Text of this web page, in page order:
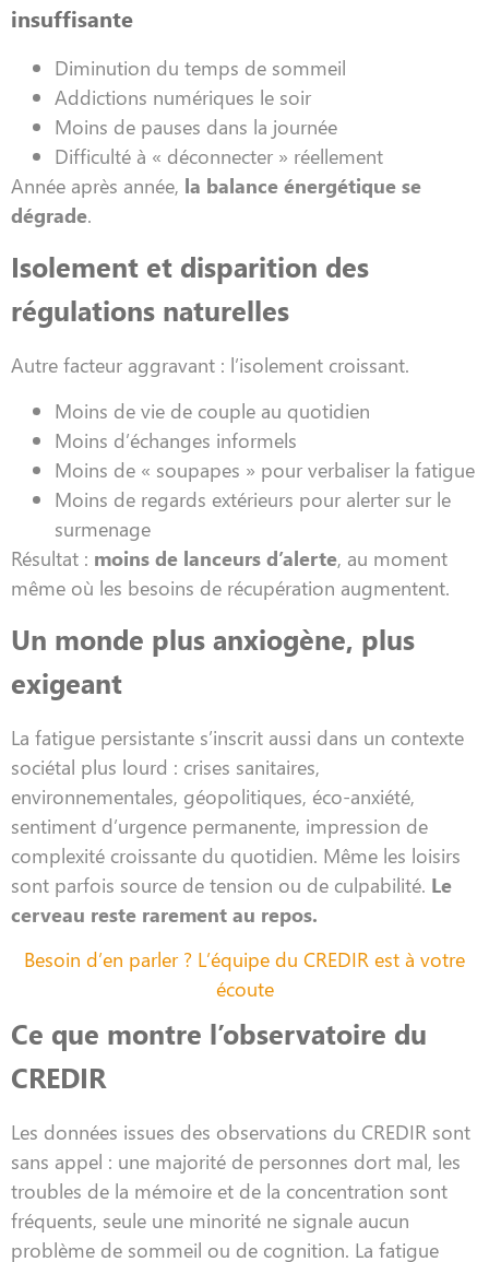
insuffisante
Diminution du temps de sommeil
Addictions numériques le soir
Moins de pauses dans la journée
Difficulté à « déconnecter » réellement
Année après année, la balance énergétique se
dégrade.
Isolement et disparition des
régulations naturelles
Autre facteur aggravant : l’isolement croissant.
Moins de vie de couple au quotidien
Moins d’échanges informels
Moins de « soupapes » pour verbaliser la fatigue
Moins de regards extérieurs pour alerter sur le
surmenage
Résultat : moins de lanceurs d’alerte, au moment
même où les besoins de récupération augmentent.
Un monde plus anxiogène, plus
exigeant
La fatigue persistante s’inscrit aussi dans un contexte
sociétal plus lourd : crises sanitaires,
environnementales, géopolitiques, éco-anxiété,
sentiment d’urgence permanente, impression de
complexité croissante du quotidien. Même les loisirs
sont parfois source de tension ou de culpabilité. Le
cerveau reste rarement au repos.
Besoin d’en parler ? L’équipe du CREDIR est à votre
écoute
Ce que montre l’observatoire du
CREDIR
Les données issues des observations du CREDIR sont
sans appel : une majorité de personnes dort mal, les
troubles de la mémoire et de la concentration sont
fréquents, seule une minorité ne signale aucun
problème de sommeil ou de cognition. La fatigue